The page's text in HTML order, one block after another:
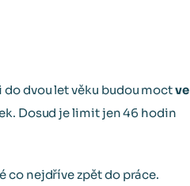
dvou let věku budou moctve
Dosud je limit jen 46 hodin
co nejdříve zpět do práce.